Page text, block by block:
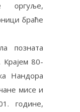
оргуље,
браће
позната
Крајем 80-
Нандора
мисе и
године,